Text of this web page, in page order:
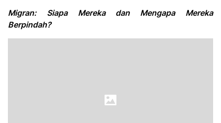
Migran: Siapa Mereka dan Mengapa Mereka
Berpindah?